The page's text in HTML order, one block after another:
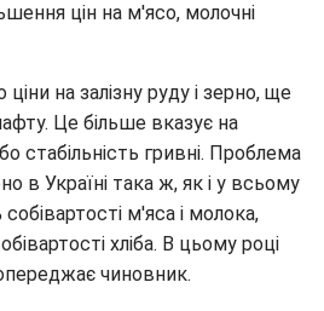
цін на м'ясо, молочні
на залізну руду і зерно, ще
Це більше вказує на
стабільність гривні. Проблема
в Україні така ж, як і у всьому
м'яса і молока,
хліба. В цьому році
чиновник.